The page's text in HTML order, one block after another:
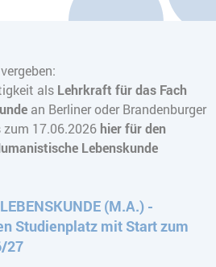
als Lehrkraft für das Fach
an Berliner oder Brandenburger
17.06.2026 hier für den
Lebenskunde
(M.A.) -
Studienplatz mit Start zum
27